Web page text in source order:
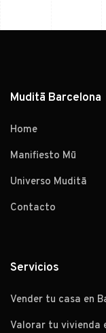
Muditā Barcelona
Home
Manifiesto Mū
Universo Muditā
Contacto
Servicios
Vender tu casa en
Valorar tu vivienda